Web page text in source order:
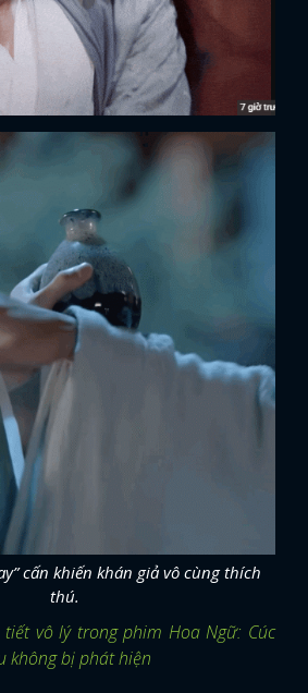
cấn khiến khán giả vô cùng thích
thú.
tiết vô lý trong phim Hoa Ngữ: Cúc
không bị phát hiện